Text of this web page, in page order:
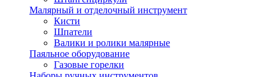
Малярный и отделочный инструмент
Кисти
Шпатели
Валики и ролики малярные
Паяльное оборудование
Газовые горелки